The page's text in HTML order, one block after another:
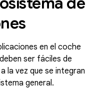
en el coche
ser fáciles de
la vez que se integran
general.